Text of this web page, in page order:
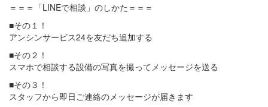
＝＝＝「LINEで相談」のしかた＝＝＝
■その１！
アンシンサービス24を友だち追加する
■その２！
スマホで相談する設備の写真を撮ってメッセージを送る
■その３！
スタッフから即日ご連絡のメッセージが届きます